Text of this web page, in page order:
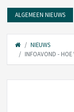
ALGEMEEN NIEUWS
NIEUWS
INFOAVOND - HOE